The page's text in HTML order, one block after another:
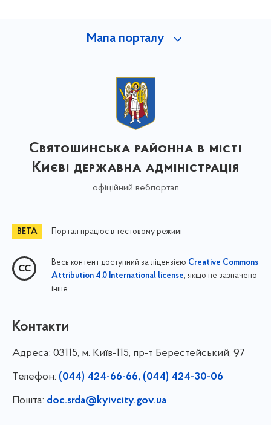
Мапа порталу
Святошинська районна в місті
Києві державна адміністрація
офіційний вебпортал
Портал працює в тестовому режимі
Весь контент доступний за ліцензією Creative Commons
Attribution 4.0 International license, якщо не зазначено
інше
Контакти
Адреса: 03115, м. Київ-115, пр-т Берестейський, 97
Телефон: (044) 424-66-66, (044) 424-30-06
Пошта: doc.srda@kyivcity.gov.ua